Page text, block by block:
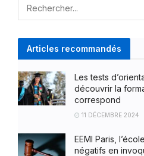
Articles recommandés
Les tests
découvrir la
correspond
11 DÉCEMBRE 2024
EEMI Paris,
négatifs en